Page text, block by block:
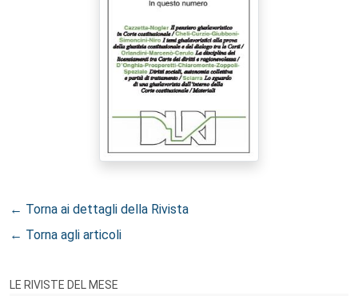
← Torna ai dettagli della Rivista
← Torna agli articoli
LE RIVISTE DEL MESE